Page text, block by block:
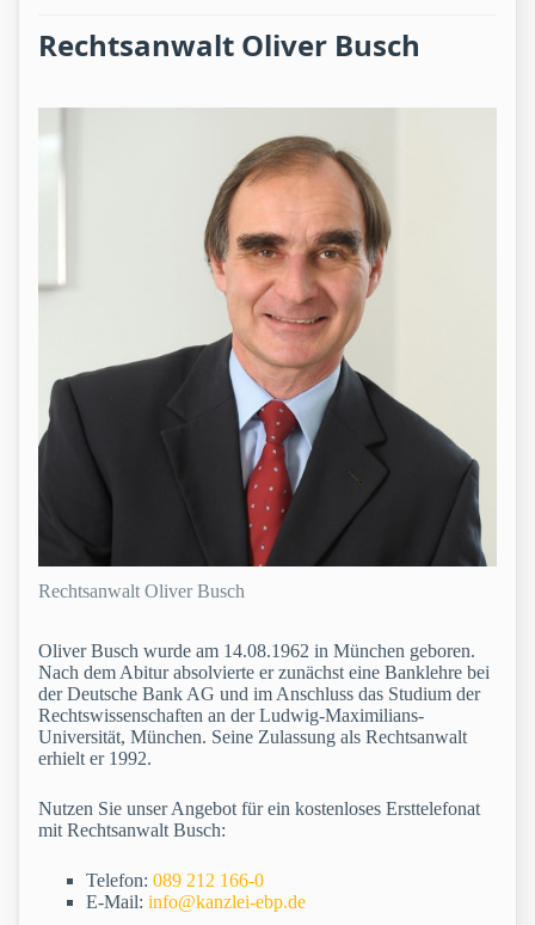
Rechtsanwalt Oliver Busch
Rechtsanwalt Oliver Busch
Oliver Busch wurde am 14.08.1962 in München geboren.
Nach dem Abitur absolvierte er zunächst eine Banklehre bei
der Deutsche Bank AG und im Anschluss das Studium der
Rechtswissenschaften an der Ludwig-Maximilians-
Universität, München. Seine Zulassung als Rechtsanwalt
erhielt er 1992.
Nutzen Sie unser Angebot für ein kostenloses Ersttelefonat
mit Rechtsanwalt Busch:
Telefon: 089 212 166-0
E-Mail: info@kanzlei-ebp.de